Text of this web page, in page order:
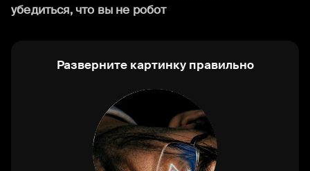
убедиться, что вы не робот
Разверните картинку правильно